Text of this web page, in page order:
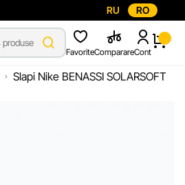
RU RO
FavoriteComparareCont
Slapi Nike BENASSI SOLARSOFT